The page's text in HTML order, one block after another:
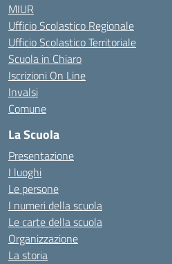
MIUR
Ufficio Scolastico Regionale
Ufficio Scolastico Territoriale
Scuola in Chiaro
Iscrizioni On Line
Invalsi
Comune
La Scuola
Presentazione
I luoghi
Le persone
I numeri della scuola
Le carte della scuola
Organizzazione
La storia